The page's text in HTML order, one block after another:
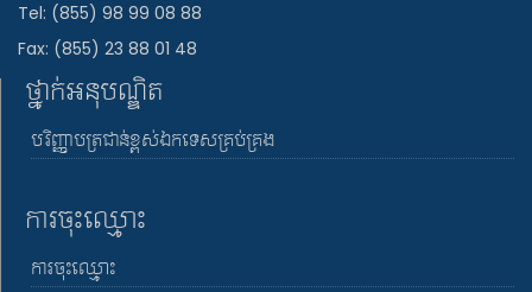
Tel: (855) 98 99 08 88
Fax: (855) 23 88 01 48
ថ្នាក់អនុបណ្ឌិត
បរិញ្ញាបត្រជាន់ខ្ពស់ឯកទេសគ្រប់គ្រង
ការចុះឈ្មោះ
ការចុះឈ្មោះ